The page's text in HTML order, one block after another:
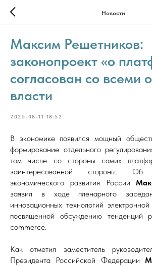
Новости
Максим Решетников:
законопроект «о
согласован со всеми
власти
2025-08-11 18:52
В экономике появился мощный
формирование отдельного
том числе со стороны самих
заинтересованной стороны.
экономического развития России
заявил в ходе пленарного
инновационных технологий
посвященной обсуждению тенденций
commerce.
Как отметил заместитель
Президента Российской Федерации